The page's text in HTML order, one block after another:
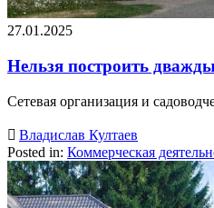
27.01.2025
Нельзя построить
Сетевая организация и
 Владислав Култаев
Posted in: Коммерческая